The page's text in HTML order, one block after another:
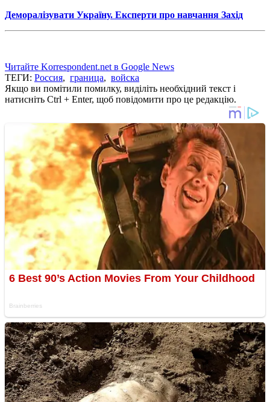
Деморалізувати Україну. Експерти про навчання Захід
Читайте Korrespondent.net в Google News
ТЕГИ: Россия, граница, войска
Якщо ви помітили помилку, виділіть необхідний текст і
натисніть Ctrl + Enter, щоб повідомити про це редакцію.